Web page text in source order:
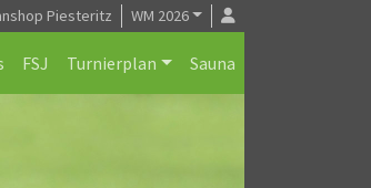
Piesteritz WM 2026
FSJ Turnierplan Sauna